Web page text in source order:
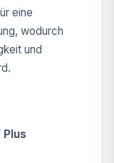
eine
wodurch
und
Plus